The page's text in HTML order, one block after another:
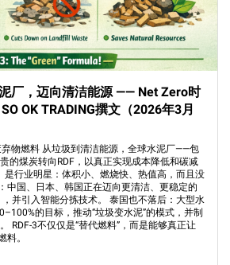
泥厂，迈向清洁能源 —— Net Zero时
OK TRADING撰文（2026年3月
弃物燃料 从垃圾到清洁能源，全球水泥厂——包
的煤炭转向RDF，以真正实现成本降低和碳减
是行业明星：体积小、燃烧快、热值高，而且没
中国、日本、韩国正在迈向更清洁、更稳定的
并引入智能分拣技术。 泰国也不落后：大型水
的目标，推动“垃圾变水泥”的模式，并制
RDF-3不仅仅是“替代燃料”，而是能够真正让
料。